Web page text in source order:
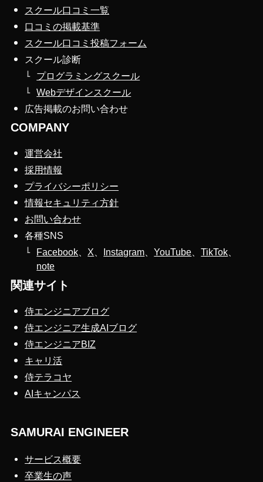
スクール口コミ一覧
口コミの掲載基準
スクール口コミ投稿フォーム
スクール診断
プログラミングスクール
Webデザインスクール
広告掲載のお問い合わせ
COMPANY
運営会社
採用情報
プライバシーポリシー
情報セキュリティ方針
お問い合わせ
各種SNS
Facebook
X Instagram 、YouTube 、TikTok
note
関連サイト
侍エンジニアブログ
侍エンジニア生成AIブログ
侍エンジニアBIZ
キャリ活
侍テラコヤ
AIキャンパス
SAMURAI ENGINEER
サービス概要
卒業生の声